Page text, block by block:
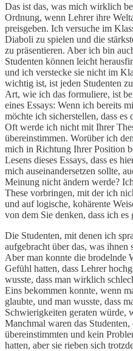
Das ist das, was mich wirklich
Ordnung, wenn Lehrer ihre
preisgeben. Ich versuche im
Diaboli zu spielen und die
zu präsentieren. Aber ich bin
Studenten können leicht
und ich verstecke sie nicht im
wichtig ist, ist jeden Studenten
Art, wie ich das formuliere, ist
eines Essays: Wenn ich bereits
möchte ich sicherstellen, dass es
Oft werde ich nicht mit Ihrer
übereinstimmen. Worüber ich
mich in Richtung Ihrer Position
Lesens dieses Essays, dass es
mich auseinandersetzen sollte,
Meinung nicht ändern werde?
These vorbringen, mit der ich
und auf logische, kohärente
von dem Sie denken, dass ich es
Die Studenten, mit denen ich
aufgebracht über das, was ihnen
Aber man konnte die brodelnde
Gefühl hatten, dass Lehrer
wusste, dass man wirklich
Eins bekommen konnte, wenn
glaubte, und man wusste, dass
Schwierigkeiten geraten würde,
Manchmal waren das
übereinstimmten und kein
hatten, aber sie rieben sich